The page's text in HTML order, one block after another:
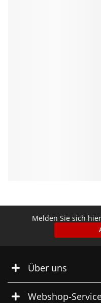
Melden Sie sich
Über uns
Webshop-